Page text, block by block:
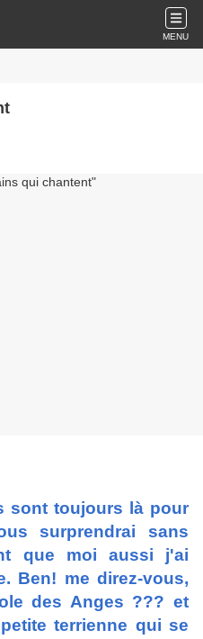
MENU
sont toujours là pour
surprendrai sans
que moi aussi j'ai
Ben! me direz-vous,
des Anges ??? et
terrienne qui se